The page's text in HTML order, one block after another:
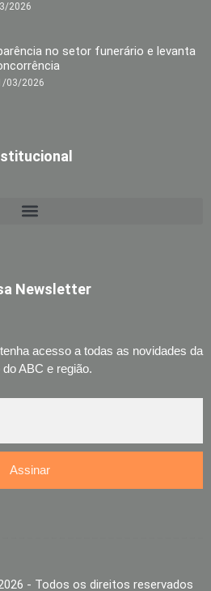
2026
no setor funerário e levanta
03/2026
Newsletter
acesso a todas as novidades da
do ABC e região.
Assinar
- Todos os direitos reservados